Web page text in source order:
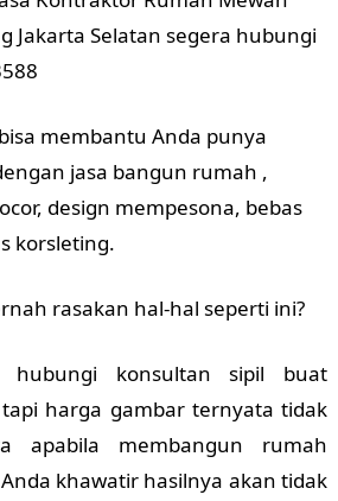
Jakarta Selatan segera hubungi
membantu Anda punya
jasa bangun rumah ,
design mempesona, bebas
korsleting.
rasakan hal-hal seperti ini?
hubungi konsultan sipil buat
harga gambar ternyata tidak
apabila membangun rumah
khawatir hasilnya akan tidak